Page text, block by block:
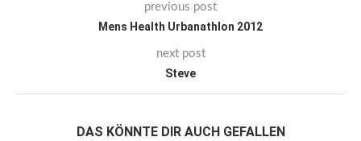
previous post
Mens Health Urbanathlon 2012
next post
Steve
DAS KÖNNTE DIR AUCH GEFALLEN